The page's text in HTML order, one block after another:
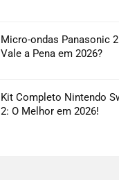
Micro-ondas Panasonic
Vale a Pena em 2026?
Kit Completo Nintendo
2: O Melhor em 2026!